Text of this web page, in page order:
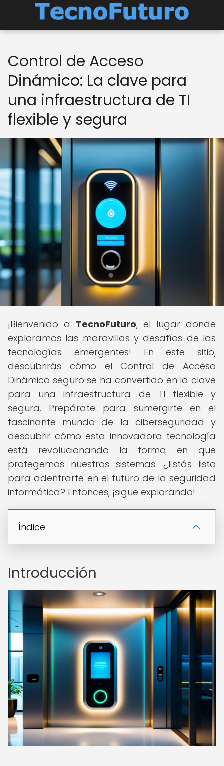
Control de Acceso
Dinámico: La clave para
una infraestructura de TI
flexible y segura
¡Bienvenido a TecnoFuturo, el lugar donde
exploramos las maravillas y desafíos de las
tecnologías emergentes! En este sitio,
descubrirás cómo el Control de Acceso
Dinámico seguro se ha convertido en la clave
para una infraestructura de TI flexible y
segura. Prepárate para sumergirte en el
fascinante mundo de la ciberseguridad y
descubrir cómo esta innovadora tecnología
está revolucionando la forma en que
protegemos nuestros sistemas. ¿Estás listo
para adentrarte en el futuro de la seguridad
informática? Entonces, ¡sigue explorando!
Índice
Introducción